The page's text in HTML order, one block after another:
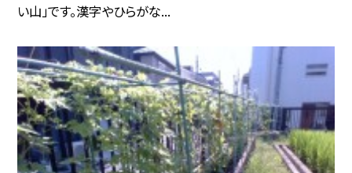
い山」です。漢字やひらがな...